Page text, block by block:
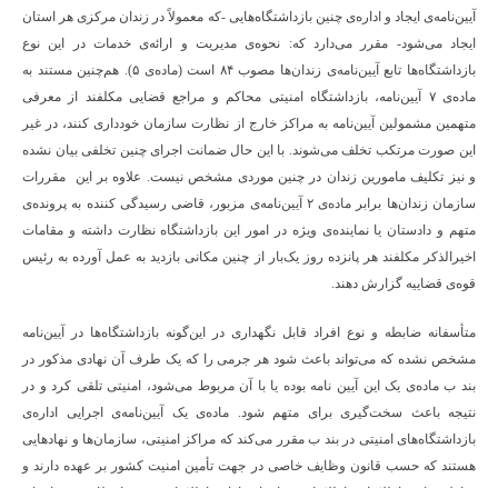
آیین‌نامه‌ی ایجاد و اداره‌ی چنین بازداشتگاه‌هایی -که معمولاً در زندان مرکزی هر استان
ایجاد می‌شود- مقرر می‌دارد که: نحوه‌ی مدیریت و ارائه‌ی خدمات در این نوع
بازداشتگاه‌ها تابع آیین‌نامه‌ی زندان‌ها مصوب ۸۴ است (ماده‌ی ۵). هم‌چنین مستند به
ماده‌ی ۷ آیین‌نامه‌، بازداشتگاه امنیتی محاکم و مراجع قضایی مکلفند از معرفی
متهمین مشمولین آیین‌نامه به مراکز خارج از نظارت سازمان خودداری کنند، در غیر
این صورت مرتکب تخلف می‌شوند. با این حال ضمانت اجرای چنین تخلفی بیان نشده
و نیز تکلیف مامورین زندان در چنین موردی مشخص نیست. علاوه بر این مقررات
سازمان زندان‌ها برابر ماده‌ی ۲ آیین‌نامه‌ی مزبور، قاضی رسیدگی کننده به پرونده‌ی
متهم و دادستان یا نماینده‌ی ویژه در امور این بازداشتگاه نظارت داشته و مقامات
اخیرالذکر مکلفند هر پانزده روز یک‌بار از چنین مکانی بازدید به عمل آورده به رئیس
قوه‌ی قضاییه گزارش دهند.
متأسفانه ضابطه و نوع افراد قابل نگهداری در این‌گونه بازداشتگاه‌ها در آیین‌نامه
مشخص نشده که می‌تواند باعث شود هر جرمی را که یک طرف آن نهادی مذکور در
بند ب ماده‌ی یک این آیین نامه بوده یا با آن مربوط می‌شود، امنیتی تلقی کرد و در
نتیجه باعث سخت‌گیری برای متهم شود. ماده‌ی یک آیین‌نامه‌ی اجرایی اداره‌ی
بازداشتگاه‌های امنیتی در بند ب مقرر می‌کند که مراکز امنیتی، سازمان‌ها و نهادهایی
هستند که حسب قانون وظایف خاصی در جهت تأمین امنیت کشور بر عهده دارند و